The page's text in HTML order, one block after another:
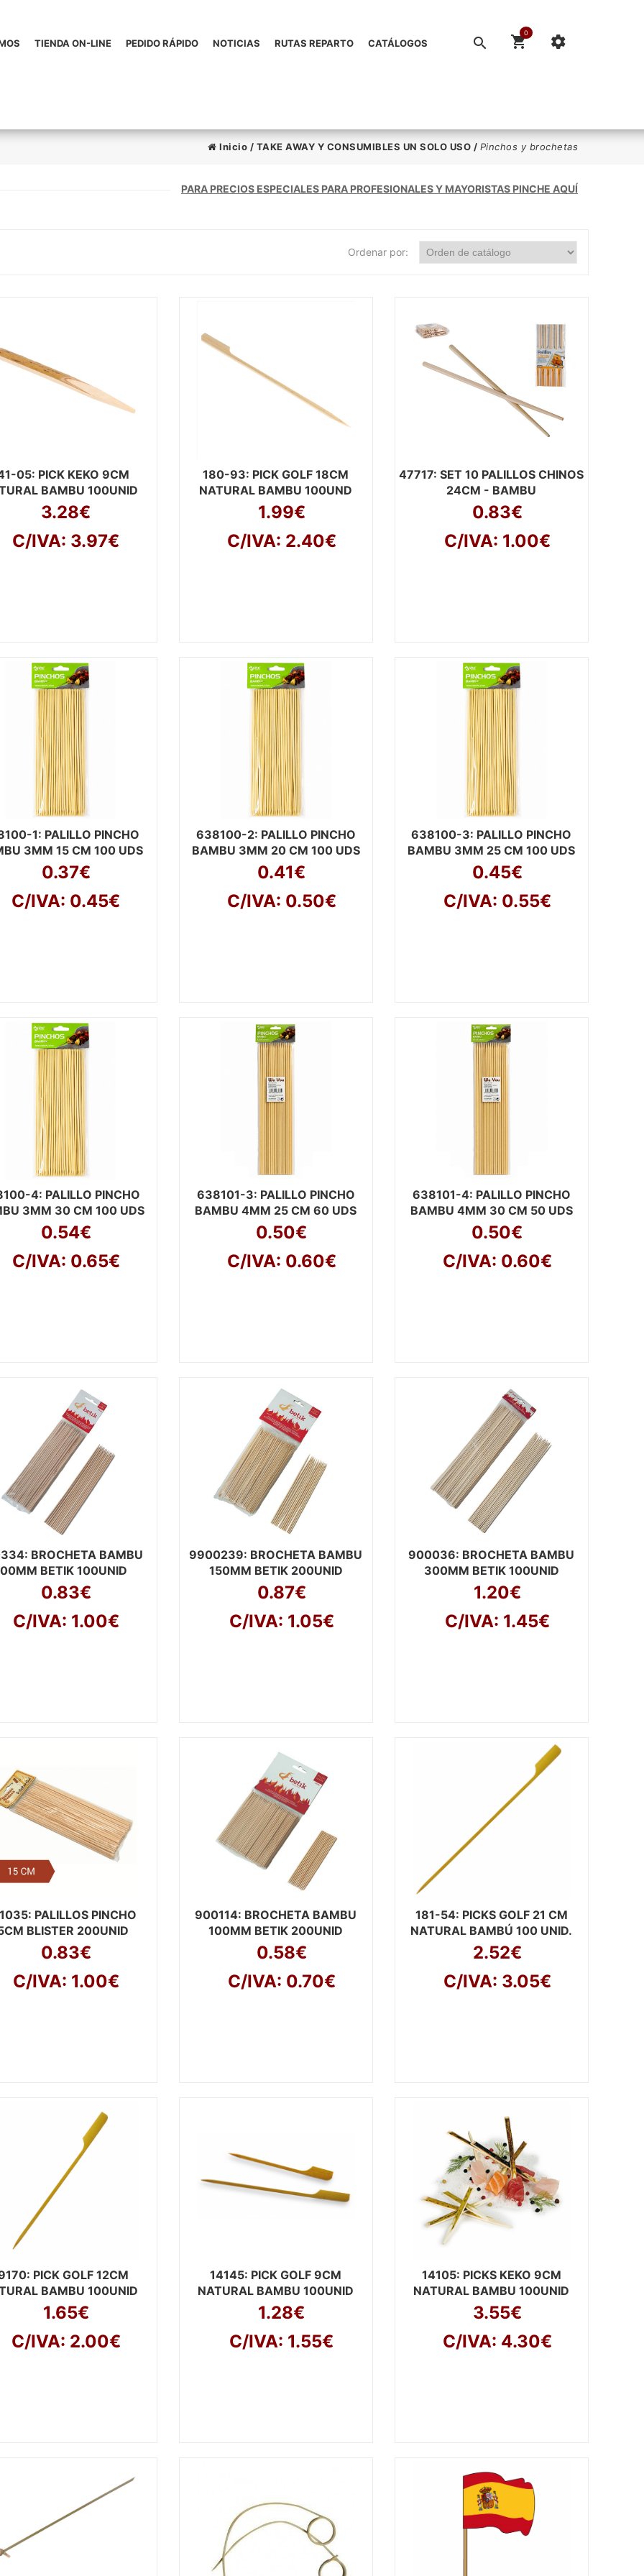
0
TIENDA ON-LINE PEDIDO RÁPIDO NOTICIAS RUTAS REPARTO CATÁLOGOS
Inicio / TAKE AWAY Y CONSUMIBLES UN SOLO USO / Pinchos y brochetas
PARA PRECIOS ESPECIALES PARA PROFESIONALES Y MAYORISTAS PINCHE AQUÍ
Ordenar por:
05: PICK KEKO 9CM
BAMBU 100UNID
3.28€
C/IVA: 3.97€
180-93: PICK GOLF 18CM
NATURAL BAMBU 100UND
1.99€
C/IVA: 2.40€
47717: SET 10 PALILLOS CHINOS
24CM - BAMBU
0.83€
C/IVA: 1.00€
1: PALILLO PINCHO
3MM 15 CM 100 UDS
0.37€
C/IVA: 0.45€
638100-2: PALILLO PINCHO
BAMBU 3MM 20 CM 100 UDS
0.41€
C/IVA: 0.50€
638100-3: PALILLO PINCHO
BAMBU 3MM 25 CM 100 UDS
0.45€
C/IVA: 0.55€
4: PALILLO PINCHO
3MM 30 CM 100 UDS
0.54€
C/IVA: 0.65€
638101-3: PALILLO PINCHO
BAMBU 4MM 25 CM 60 UDS
0.50€
C/IVA: 0.60€
638101-4: PALILLO PINCHO
BAMBU 4MM 30 CM 50 UDS
0.50€
C/IVA: 0.60€
: BROCHETA BAMBU
BETIK 100UNID
0.83€
C/IVA: 1.00€
9900239: BROCHETA BAMBU
150MM BETIK 200UNID
0.87€
C/IVA: 1.05€
900036: BROCHETA BAMBU
300MM BETIK 100UNID
1.20€
C/IVA: 1.45€
: PALILLOS PINCHO
BLISTER 200UNID
0.83€
C/IVA: 1.00€
900114: BROCHETA BAMBU
100MM BETIK 200UNID
0.58€
C/IVA: 0.70€
181-54: PICKS GOLF 21 CM
NATURAL BAMBÚ 100 UNID.
2.52€
C/IVA: 3.05€
: PICK GOLF 12CM
BAMBU 100UNID
1.65€
C/IVA: 2.00€
14145: PICK GOLF 9CM
NATURAL BAMBU 100UNID
1.28€
C/IVA: 1.55€
14105: PICKS KEKO 9CM
NATURAL BAMBU 100UNID
3.55€
C/IVA: 4.30€